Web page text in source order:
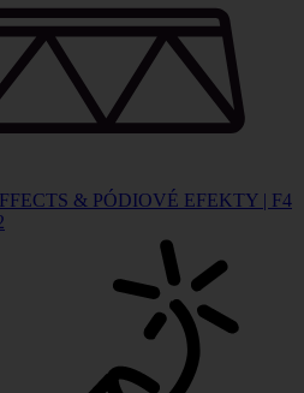
& PÓDIOVÉ EFEKTY | F4